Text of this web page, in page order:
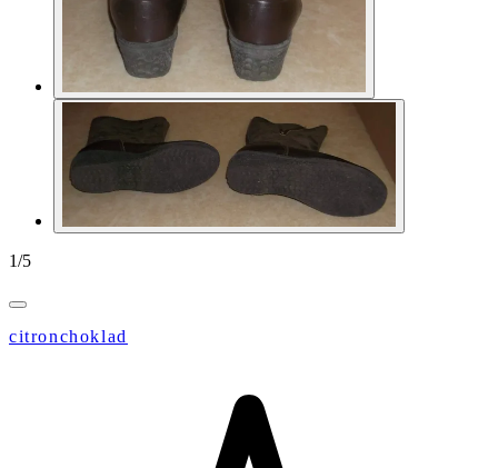
1/5
citronchoklad